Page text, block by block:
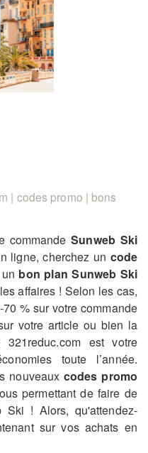
| codes promo | bons
commandeSunweb Ski
ligne, cherchez un code
bon plan Sunweb Ski
affaires ! Selon les cas,
% sur votre commande
votre article ou bien la
est votre
toute l’année.
nouveauxcodes promo
permettant de faire de
Ski ! Alors, qu'attendez-
sur vos achats en